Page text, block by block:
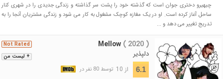
چیهیرو دختری جوان است که گذشته خود را پشت سر گذاشته و زندگی جدیدی را در شهری کنار
ساحل آغاز کرده است. او در یک مغازه کوچک مشغول به کار می شود و زندگی مشتریان آنجا را به
تدریج تغییر می دهد و ...
+ لیست من
Not Rated Mellow ( 2020 )
دلپذیر
6.1 از 10 توسط 80 نفر در